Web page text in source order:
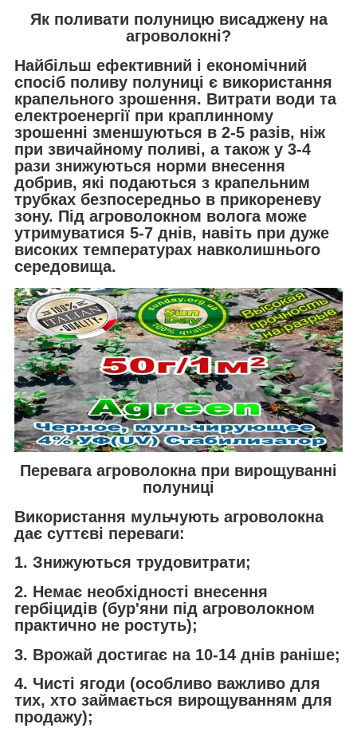
Як поливати полуницю висаджену на
агроволокні?
Найбільш ефективний і економічний
спосіб поливу полуниці є використання
крапельного зрошення. Витрати води та
електроенергії при краплинному
зрошенні зменшуються в 2-5 разів, ніж
при звичайному поливі, а також у 3-4
рази знижуються норми внесення
добрив, які подаються з крапельним
трубках безпосередньо в прикореневу
зону. Під агроволокном волога може
утримуватися 5-7 днів, навіть при дуже
високих температурах навколишнього
середовища.
Перевага агроволокна при вирощуванні
полуниці
Використання мульчують агроволокна
дає суттєві переваги:
1. Знижуються трудовитрати;
2. Немає необхідності внесення
гербіцидів (бур'яни під агроволокном
практично не ростуть);
3. Врожай достигає на 10-14 днів раніше;
4. Чисті ягоди (особливо важливо для
тих, хто займається вирощуванням для
продажу);